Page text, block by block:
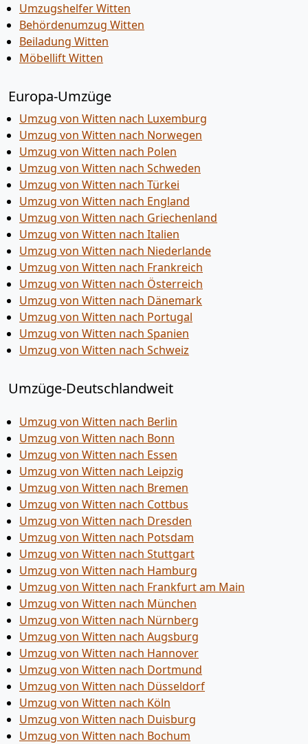
Umzugshelfer Witten
Behördenumzug Witten
Beiladung Witten
Möbellift Witten
Europa-Umzüge
Umzug von Witten nach Luxemburg
Umzug von Witten nach Norwegen
Umzug von Witten nach Polen
Umzug von Witten nach Schweden
Umzug von Witten nach Türkei
Umzug von Witten nach England
Umzug von Witten nach Griechenland
Umzug von Witten nach Italien
Umzug von Witten nach Niederlande
Umzug von Witten nach Frankreich
Umzug von Witten nach Österreich
Umzug von Witten nach Dänemark
Umzug von Witten nach Portugal
Umzug von Witten nach Spanien
Umzug von Witten nach Schweiz
Umzüge-Deutschlandweit
Umzug von Witten nach Berlin
Umzug von Witten nach Bonn
Umzug von Witten nach Essen
Umzug von Witten nach Leipzig
Umzug von Witten nach Bremen
Umzug von Witten nach Cottbus
Umzug von Witten nach Dresden
Umzug von Witten nach Potsdam
Umzug von Witten nach Stuttgart
Umzug von Witten nach Hamburg
Umzug von Witten nach Frankfurt am Main
Umzug von Witten nach München
Umzug von Witten nach Nürnberg
Umzug von Witten nach Augsburg
Umzug von Witten nach Hannover
Umzug von Witten nach Dortmund
Umzug von Witten nach Düsseldorf
Umzug von Witten nach Köln
Umzug von Witten nach Duisburg
Umzug von Witten nach Bochum